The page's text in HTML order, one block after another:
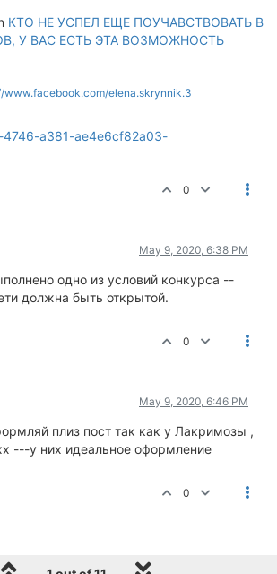
КТО НЕ УСПЕЛ ЕЩЕ ПОУЧАВСТВОВАТЬ В
У ВАС ЕСТЬ ЭТА ВОЗМОЖНОСТЬ
www.facebook.com/elena.skrynnik.3
0
May 9, 2020, 6:38 PM
одно из условий конкурса --
должна быть открытой.
0
May 9, 2020, 6:46 PM
плиз пост так как у Лакримозы ,
---у них идеальное оформление
0